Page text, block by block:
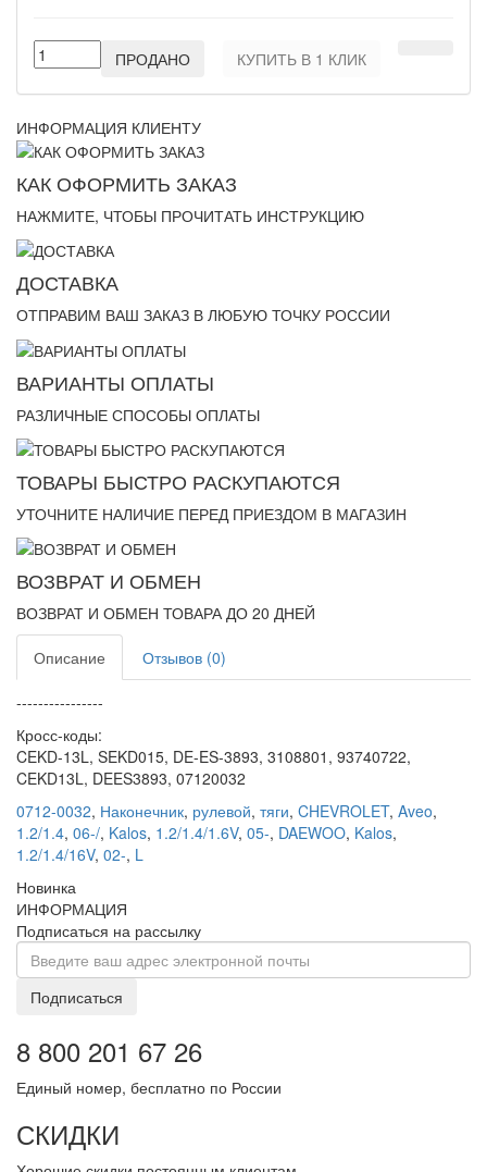
ПРОДАНО КУПИТЬ В 1 КЛИК
ИНФОРМАЦИЯ КЛИЕНТУ
КАК ОФОРМИТЬ ЗАКАЗ
НАЖМИТЕ, ЧТОБЫ ПРОЧИТАТЬ ИНСТРУКЦИЮ
ДОСТАВКА
ОТПРАВИМ ВАШ ЗАКАЗ В ЛЮБУЮ ТОЧКУ РОССИИ
ВАРИАНТЫ ОПЛАТЫ
РАЗЛИЧНЫЕ СПОСОБЫ ОПЛАТЫ
ТОВАРЫ БЫСТРО РАСКУПАЮТСЯ
УТОЧНИТЕ НАЛИЧИЕ ПЕРЕД ПРИЕЗДОМ В МАГАЗИН
ВОЗВРАТ И ОБМЕН
ВОЗВРАТ И ОБМЕН ТОВАРА ДО 20 ДНЕЙ
Описание Отзывов (0)
----------------
Кросс-коды:
CEKD-13L, SEKD015, DE-ES-3893, 3108801, 93740722,
CEKD13L, DEES3893, 07120032
0712-0032, Наконечник, рулевой, тяги, CHEVROLET, Aveo,
1.2/1.4, 06-/, Kalos, 1.2/1.4/1.6V, 05-, DAEWOO, Kalos,
1.2/1.4/16V, 02-, L
Новинка
ИНФОРМАЦИЯ
Подписаться на рассылку
Подписаться
8 800 201 67 26
Единый номер, бесплатно по России
СКИДКИ